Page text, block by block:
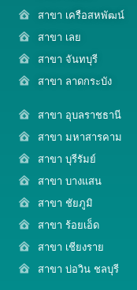
สาขา เครือสหพัฒน์
สาขา เลย
สาขา จันทบุรี
สาขา ลาดกระบัง
สาขา อุบลราชธานี
สาขา มหาสารคาม
สาขา บุรีรัมย์
สาขา บางแสน
สาขา ชัยภูมิ
สาขา ร้อยเอ็ด
สาขา เชียงราย
สาขา บ่อวิน ชลบุรี